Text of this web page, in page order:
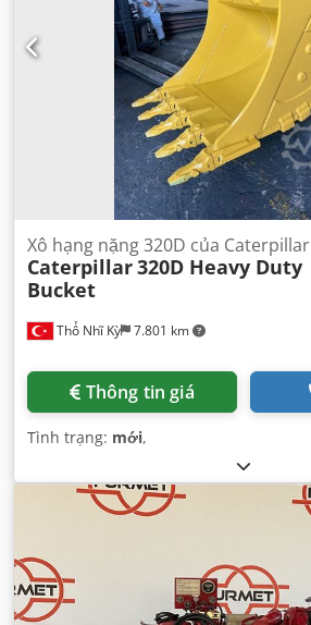
Thổ Nhĩ Kỳ 7.801 km
Xô hạng nặng 320D của Caterpillar
Caterpillar320D Heavy Duty
Bucket
Thông tin giá
Tình trạng: mới,